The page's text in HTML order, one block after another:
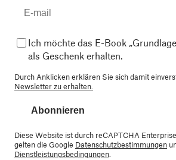
Ich möchte das E-Book
als Geschenk erhalten.
Durch Anklicken erklären Sie sich damit
Newsletter zu erhalten.
Abonnieren
Diese Website ist durch reCAPTCHA
gelten die Google Datenschutzbestimmungen
Dienstleistungsbedingungen